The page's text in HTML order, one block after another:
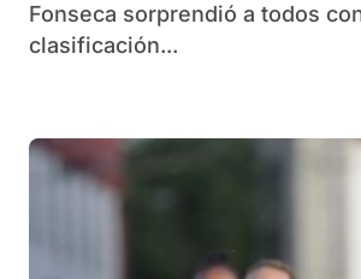
Fonseca sorprendió a todos
clasificación...